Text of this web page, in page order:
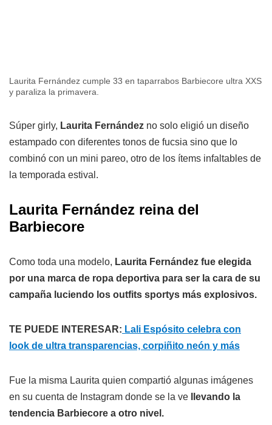
Laurita Fernández cumple 33 en taparrabos Barbiecore ultra XXS
y paraliza la primavera.
Súper girly, Laurita Fernández no solo eligió un diseño
estampado con diferentes tonos de fucsia sino que lo
combinó con un mini pareo, otro de los ítems infaltables de
la temporada estival.
Laurita Fernández reina del
Barbiecore
Como toda una modelo, Laurita Fernández fue elegida
por una marca de ropa deportiva para ser la cara de su
campaña luciendo los outfits sportys más explosivos.
TE PUEDE INTERESAR: Lali Espósito celebra con
look de ultra transparencias, corpiñito neón y más
Fue la misma Laurita quien compartió algunas imágenes
en su cuenta de Instagram donde se la ve
llevando la
tendencia Barbiecore a otro nivel.